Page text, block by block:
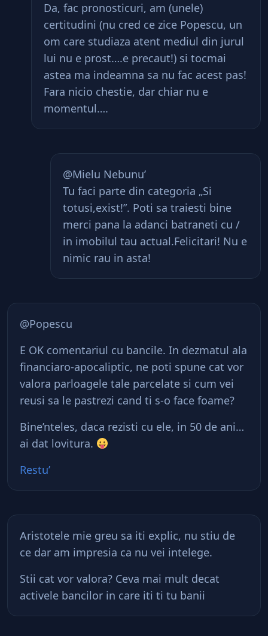
Da, fac pronosticuri, am (unele)
certitudini (nu cred ce zice Popescu, un
om care studiaza atent mediul din jurul
lui nu e prost….e precaut!) si tocmai
astea ma indeamna sa nu fac acest pas!
Fara nicio chestie, dar chiar nu e
momentul….
@Mielu Nebunu’
Tu faci parte din categoria „Si
totusi,exist!”. Poti sa traiesti bine
merci pana la adanci batraneti cu /
in imobilul tau actual.Felicitari! Nu e
nimic rau in asta!
@Popescu
E OK comentariul cu bancile. In dezmatul ala
financiaro-apocaliptic, ne poti spune cat vor
valora parloagele tale parcelate si cum vei
reusi sa le pastrezi cand ti s-o face foame?
Bine’nteles, daca rezisti cu ele, in 50 de ani…
ai dat lovitura.
Restu’
Aristotele mie greu sa iti explic, nu stiu de
ce dar am impresia ca nu vei intelege.
Stii cat vor valora? Ceva mai mult decat
activele bancilor in care iti ti tu banii